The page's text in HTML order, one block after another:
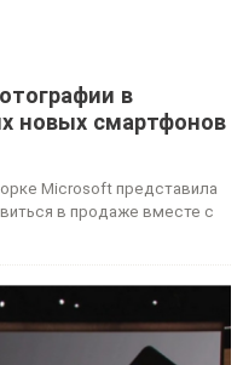
в
новых смартфонов
Microsoft представила
в продаже вместе с